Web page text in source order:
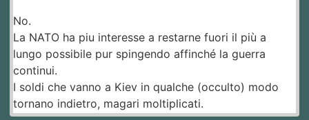
No.
La NATO ha piu interesse a restarne fuori il più a
lungo possibile pur spingendo affinché la guerra
continui.
I soldi che vanno a Kiev in qualche (occulto) modo
tornano indietro, magari moltiplicati.